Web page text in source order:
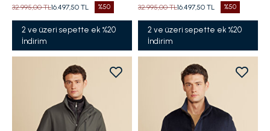
32.995,00 TL16.497,50 TL %50
2 ve üzeri sepette ek %20
İndirim
32.995,00 TL16.497,50 TL %50
2 ve üzeri sepette ek %20
İndirim